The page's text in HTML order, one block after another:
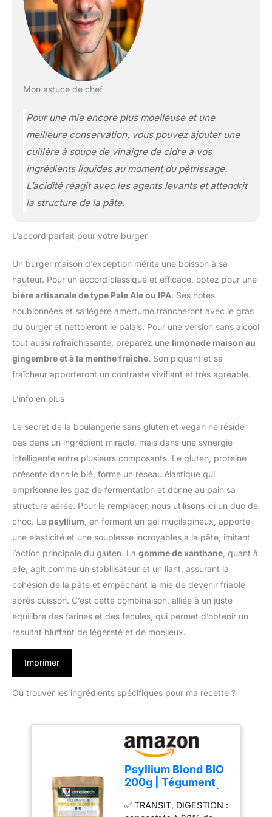
Mon astuce de chef
Pour une mie encore plus moelleuse et une
meilleure conservation, vous pouvez ajouter une
cuillère à soupe de vinaigre de cidre à vos
ingrédients liquides au moment du pétrissage.
L’acidité réagit avec les agents levants et attendrit
la structure de la pâte.
L’accord parfait pour votre burger
Un burger maison d’exception mérite une boisson à sa
hauteur. Pour un accord classique et efficace, optez pour une
bière artisanale de type Pale Ale ou IPA. Ses notes
houblonnées et sa légère amertume trancheront avec le gras
du burger et nettoieront le palais. Pour une version sans alcool
tout aussi rafraîchissante, préparez une limonade maison au
gingembre et à la menthe fraîche. Son piquant et sa
fraîcheur apporteront un contraste vivifiant et très agréable.
L’info en plus
Le secret de la boulangerie sans gluten et vegan ne réside
pas dans un ingrédient miracle, mais dans une synergie
intelligente entre plusieurs composants. Le gluten, protéine
présente dans le blé, forme un réseau élastique qui
emprisonne les gaz de fermentation et donne au pain sa
structure aérée. Pour le remplacer, nous utilisons ici un duo de
choc. Le psyllium , en formant un gel mucilagineux, apporte
une élasticité et une souplesse incroyables à la pâte, imitant
l’action principale du gluten. La gomme de xanthane , quant à
elle, agit comme un stabilisateur et un liant, assurant la
cohésion de la pâte et empêchant la mie de devenir friable
après cuisson. C’est cette combinaison, alliée à un juste
équilibre des farines et des fécules, qui permet d’obtenir un
résultat bluffant de légèreté et de moelleux.
Imprimer
Où trouver les ingrédients spécifiques pour ma recette ?
Psyllium Blond BIO
200g | Tégument
88% Fibres, Sans
✅ TRANSIT, DIGESTION :